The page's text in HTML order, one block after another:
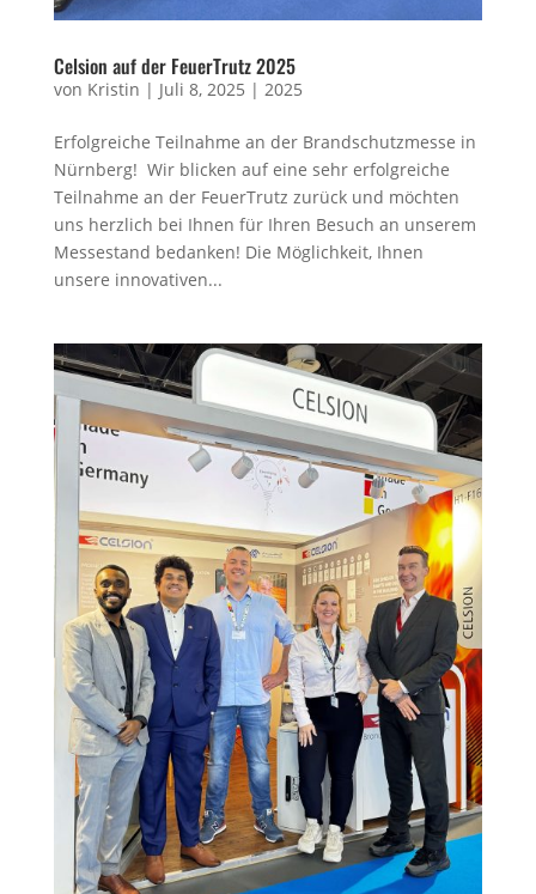
Celsion auf der FeuerTrutz 2025
von Kristin | Juli 8, 2025 | 2025
Erfolgreiche Teilnahme an der Brandschutzmesse in
Nürnberg! Wir blicken auf eine sehr erfolgreiche
Teilnahme an der FeuerTrutz zurück und möchten
uns herzlich bei Ihnen für Ihren Besuch an unserem
Messestand bedanken! Die Möglichkeit, Ihnen
unsere innovativen...